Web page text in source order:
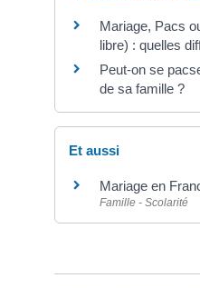
Mariage, Pacs
libre) : quelles
Peut-on se
de sa famille ?
Et aussi
Mariage en
Famille - Scolarité